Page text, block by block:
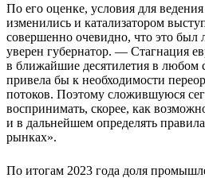
По его оценке, условия для
изменились и катализатором
совершенно очевидно, что это
уверен губернатор. — Стагнация
в ближайшие десятилетия в любом
привела бы к необходимости
потоков. Поэтому сложившуюся
воспринимать, скорее, как
и в дальнейшем определять
рынках».
По итогам 2023 года доля